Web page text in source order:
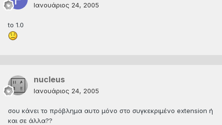
Ιανουάριος 24, 2005
to 1.0
nucleus
Ιανουάριος 24, 2005
σου κάνει το πρόβλημα αυτο μόνο στο συγκεκριμένο extension ή
και σε άλλα??